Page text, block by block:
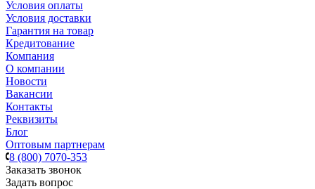
Условия оплаты
Условия доставки
Гарантия на товар
Кредитование
Компания
О компании
Новости
Вакансии
Контакты
Реквизиты
Блог
Оптовым партнерам
8 (800) 7070-353
Заказать звонок
Задать вопрос